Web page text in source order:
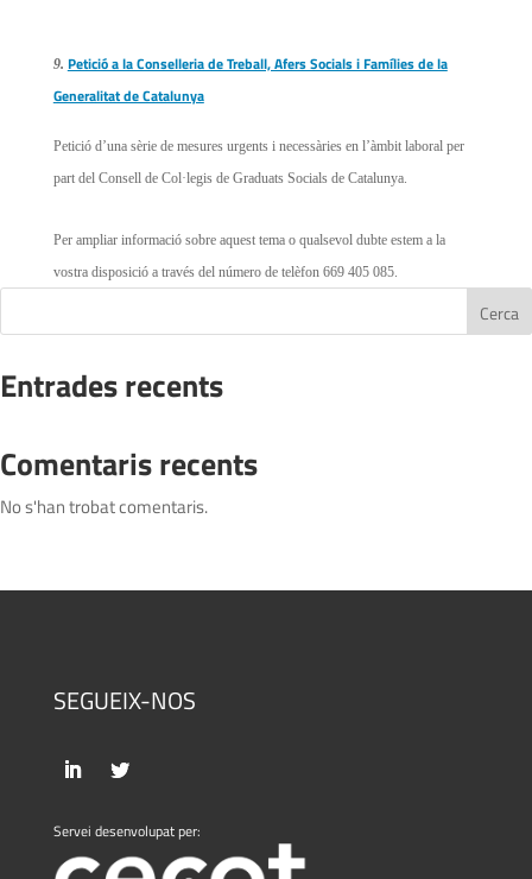
9. Petició a la Conselleria de Treball, Afers Socials i Famílies de la
Generalitat de Catalunya
Petició d’una sèrie de mesures urgents i necessàries en l’àmbit laboral per
part del Consell de Col·legis de Graduats Socials de Catalunya.
Per ampliar informació sobre aquest tema o qualsevol dubte estem a la
vostra disposició a través del número de telèfon 669 405 085.
Cerca
Entrades recents
Comentaris recents
No s'han trobat comentaris.
SEGUEIX-NOS
Servei desenvolupat per: